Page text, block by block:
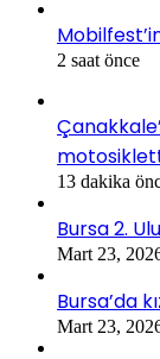
2 saat önce
13 dakika
Bursa 2.
Mart 23,
Bursa’da
Mart 23,